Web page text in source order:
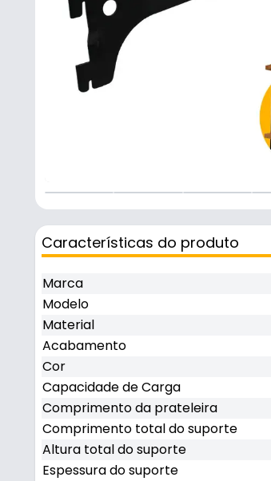
Características do produto
Marca
Modelo
Material
Acabamento
Cor
Capacidade de Carga
Comprimento da prateleira
Comprimento total do suporte
Altura total do suporte
Espessura do suporte